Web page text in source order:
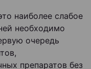
наиболее слабое
необходимо
очередь
препаратов без